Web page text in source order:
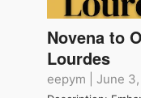
Novena to
Lourdes
eepym June